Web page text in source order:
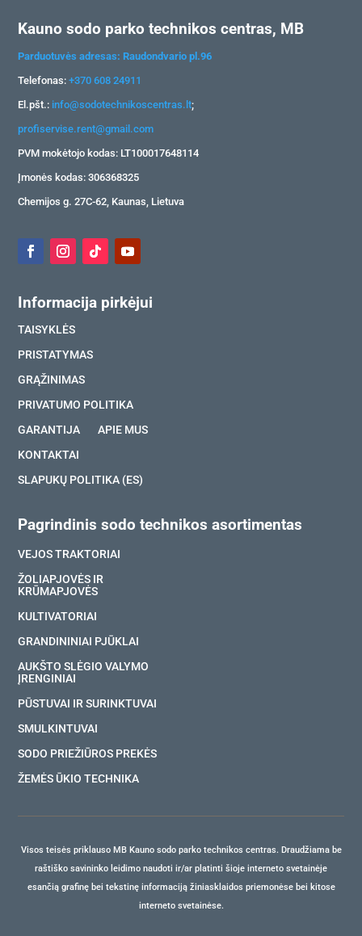
Kauno sodo parko technikos centras, MB
Parduotuvės adresas: Raudondvario pl.96
Telefonas:+370 608 24911
El.pšt.: info@sodotechnikoscentras.lt;
profiservise.rent@gmail.com
PVM mokėtojo kodas: LT100017648114
Įmonės kodas: 306368325
Chemijos g. 27C-62, Kaunas, Lietuva
Informacija pirkėjui
TAISYKLĖS
PRISTATYMAS
GRĄŽINIMAS
PRIVATUMO POLITIKA
GARANTIJA
APIE MUS
KONTAKTAI
SLAPUKŲ POLITIKA (ES)
Pagrindinis sodo technikos asortimentas
VEJOS TRAKTORIAI
ŽOLIAPJOVĖS IR
KRŪMAPJOVĖS
KULTIVATORIAI
GRANDININIAI PJŪKLAI
AUKŠTO SLĖGIO VALYMO
ĮRENGINIAI
PŪSTUVAI IR SURINKTUVAI
SMULKINTUVAI
SODO PRIEŽIŪROS PREKĖS
ŽEMĖS ŪKIO TECHNIKA
Visos teisės priklauso MB Kauno sodo parko technikos centras. Draudžiama be
raštiško savininko leidimo naudoti ir/ar platinti šioje interneto svetainėje
esančią grafinę bei tekstinę informaciją žiniasklaidos priemonėse bei kitose
interneto svetainėse.